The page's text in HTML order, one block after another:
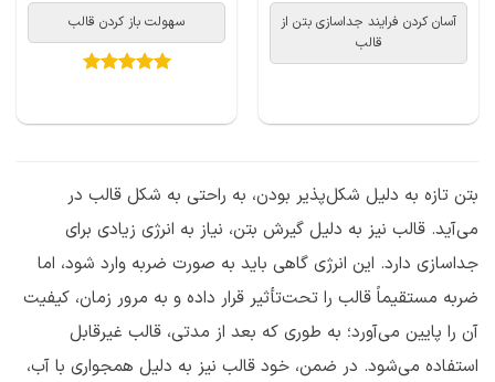
آسان کردن فرایند جداسازی بتن از
قالب
سهولت باز کردن قالب
بتن تازه به دلیل شکل‌پذیر بودن، به راحتی به شکل قالب در
می‌آید. قالب نیز به دلیل گیرش بتن، نیاز به انرژی زیادی برای
جداسازی دارد. این انرژی گاهی باید به صورت ضربه وارد شود، اما
ضربه مستقیماً قالب را تحت‌تأثیر قرار داده و به مرور زمان، کیفیت
آن را پایین می‌آورد؛ به طوری که بعد از مدتی، قالب غیرقابل
استفاده می‌شود. در ضمن، خود قالب نیز به دلیل همجواری با آب،